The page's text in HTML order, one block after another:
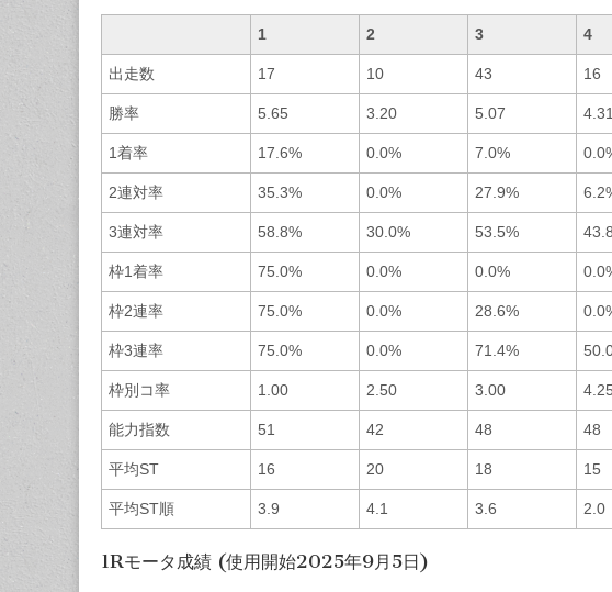
1 2 3 4
出走数 17 10 43 16
勝率 5.65 3.20 5.07 4.31
1着率 17.6% 0.0% 7.0%
2連対率 35.3% 0.0% 27.9%
3連対率 58.8% 30.0% 53.5%
枠1着率 75.0% 0.0% 0.0%
枠2連率 75.0% 0.0% 28.6%
枠3連率 75.0% 0.0% 71.4%
枠別コ率 1.00 2.50 3.00 4.25
能力指数 51 42 48 48
平均ST 16 20 18 15
平均ST順 3.9 4.1 3.6 2.0
1Rモータ成績 (使用開始2025年9月5日)